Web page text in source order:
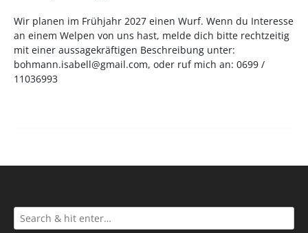
Wir planen im Frühjahr 2027 einen Wurf. Wenn du Interesse
an einem Welpen von uns hast, melde dich bitte rechtzeitig
mit einer aussagekräftigen Beschreibung unter:
bohmann.isabell@gmail.com, oder ruf mich an: 0699 /
11036993